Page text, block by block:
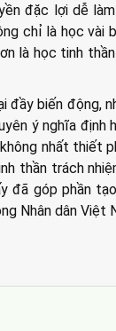
đặc lợi dễ
chỉ là học vài
là học tinh
đầy biến động,
ý nghĩa
nhất thiết
thần trách
đã góp phần
Nhân dân Việt